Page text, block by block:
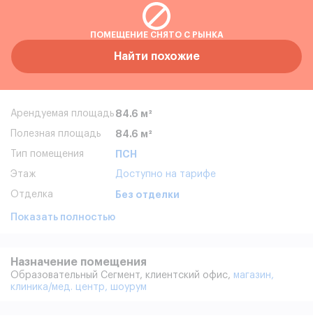
ПОМЕЩЕНИЕ СНЯТО С РЫНКА
Найти похожие
Арендуемая площадь 84.6 м²
Полезная площадь 84.6 м²
Тип помещения ПСН
Этаж Доступно на тарифе
Отделка Без отделки
Показать полностью
Назначение помещения
Образовательный Сегмент, клиентский офис, магазин,
клиника/мед. центр, шоурум